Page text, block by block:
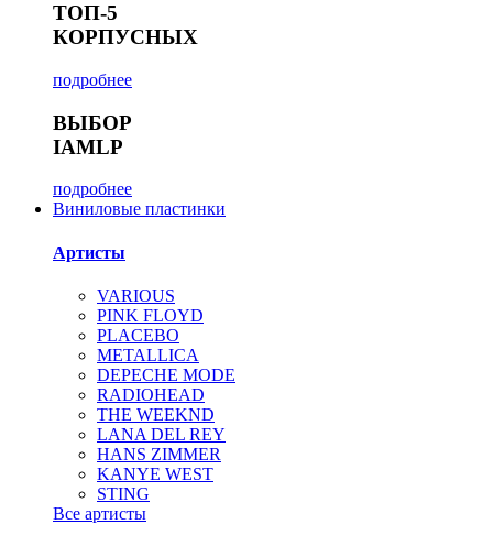
ТОП-5
КОРПУСНЫХ
подробнее
ВЫБОР
IAMLP
подробнее
Виниловые пластинки
Артисты
VARIOUS
PINK FLOYD
PLACEBO
METALLICA
DEPECHE MODE
RADIOHEAD
THE WEEKND
LANA DEL REY
HANS ZIMMER
KANYE WEST
STING
Все артисты